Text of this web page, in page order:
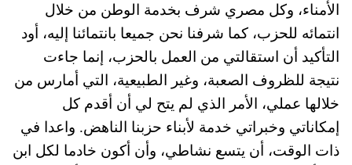
الأمناء، وكل مصري شرف بخدمة الوطن من خلال
انتمائه للحزب، كما شرفنا نحن جميعا بانتمائنا إليه، أود
التأكيد أن استقالتي من العمل بالحزب، إنما جاءت
نتيجة للظروف الصعبة، وغير الطبيعية، التي أمارس من
خلالها عملي، الأمر الذي لم يتح لي أن أقدم كل
إمكاناتي وخبراتي خدمة لأبناء حزبنا الناهض. واعدا في
ذات الوقت، أن يتسع نشاطي، وأن أكون خادما لكل ابن